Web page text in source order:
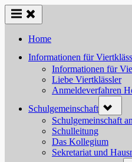
Skip
Home
Informationen für
Informationen für
Liebe Viertklässler
Anmeldeverfahren
Schulgemeinschaft sub-
menu
Schulgemeinschaft
Schulleitung
Das Kollegium
Sekretariat und